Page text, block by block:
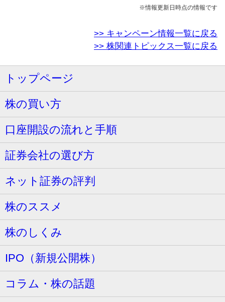
※情報更新日時点の情報です
>> キャンペーン情報一覧に戻る
>> 株関連トピックス一覧に戻る
トップページ
株の買い方
口座開設の流れと手順
証券会社の選び方
ネット証券の評判
株のススメ
株のしくみ
IPO（新規公開株）
コラム・株の話題